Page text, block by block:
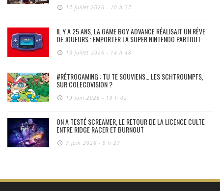
17 juillet 2026 - 10 h 37
IL Y A 25 ANS, LA GAME BOY ADVANCE RÉALISAIT UN RÊVE
DE JOUEURS : EMPORTER LA SUPER NINTENDO PARTOUT
13 juillet 2026 - 14 h 48
#RÉTROGAMING : TU TE SOUVIENS… LES SCHTROUMPFS,
SUR COLECOVISION ?
19 juin 2026 - 19 h 02
ON A TESTÉ SCREAMER, LE RETOUR DE LA LICENCE CULTE
ENTRE RIDGE RACER ET BURNOUT
7 juin 2026 - 9 h 27